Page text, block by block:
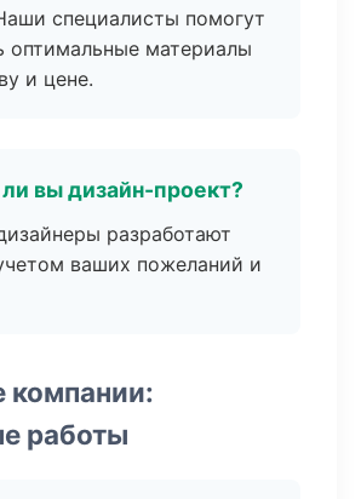
специалисты помогут
оптимальные материалы
и цене.
вы дизайн-проект?
разработают
ваших пожеланий и
работы